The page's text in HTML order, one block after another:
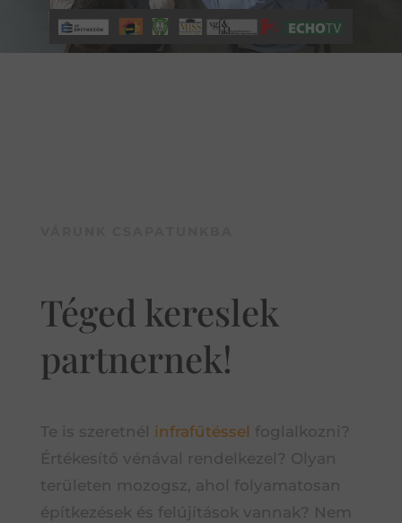
Téged kereslek
partnernek!
Te is szeretnél infrafűtéssel foglalkozni?
Értékesítő vénával rendelkezel? Olyan
területen mozogsz, ahol folyamatosan
építkezések és felújítások vannak? Nem